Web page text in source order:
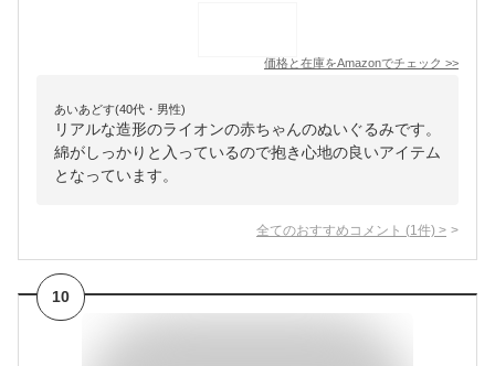
価格と在庫をAmazonでチェック >>
あいあどす(40代・男性)
リアルな造形のライオンの赤ちゃんのぬいぐるみです。
綿がしっかりと入っているので抱き心地の良いアイテム
となっています。
全てのおすすめコメント (1 件) >
10